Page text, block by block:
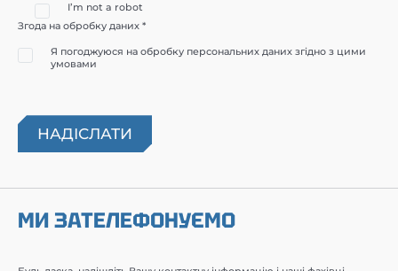
I’m not a robot
Згода на обробку даних *
Я погоджуюся на обробку персональних даних згідно з цими
умовами
МИ ЗАТЕЛЕФОНУЄМО